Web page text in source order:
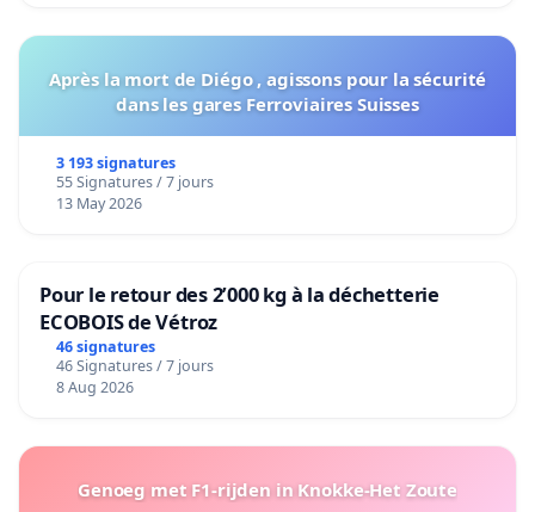
Après la mort de Diégo , agissons pour la sécurité
dans les gares Ferroviaires Suisses
3 193 signatures
55 Signatures / 7 jours
13 May 2026
Pour le retour des 2’000 kg à la déchetterie
ECOBOIS de Vétroz
46 signatures
46 Signatures / 7 jours
8 Aug 2026
Genoeg met F1-rijden in Knokke-Het Zoute